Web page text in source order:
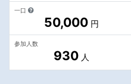
一口
50,000円
参加人数
930人